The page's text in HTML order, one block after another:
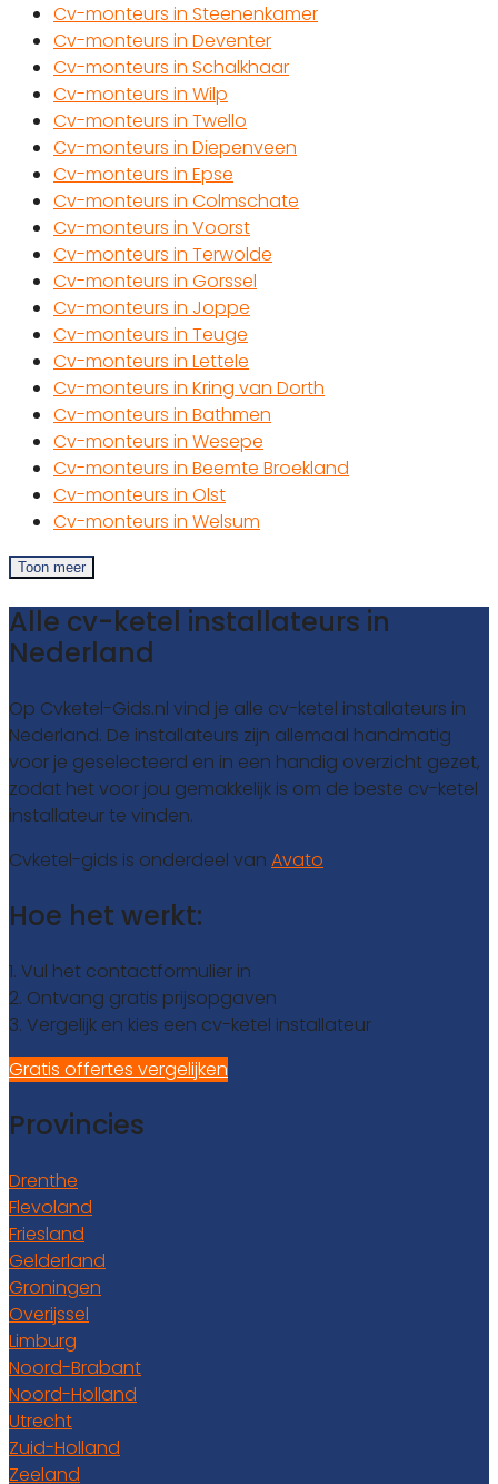
Cv-monteurs in Steenenkamer
Cv-monteurs in Deventer
Cv-monteurs in Schalkhaar
Cv-monteurs in Wilp
Cv-monteurs in Twello
Cv-monteurs in Diepenveen
Cv-monteurs in Epse
Cv-monteurs in Colmschate
Cv-monteurs in Voorst
Cv-monteurs in Terwolde
Cv-monteurs in Gorssel
Cv-monteurs in Joppe
Cv-monteurs in Teuge
Cv-monteurs in Lettele
Cv-monteurs in Kring van Dorth
Cv-monteurs in Bathmen
Cv-monteurs in Wesepe
Cv-monteurs in Beemte Broekland
Cv-monteurs in Olst
Cv-monteurs in Welsum
Toon meer
Alle cv-ketel installateurs in
Nederland
Op Cvketel-Gids.nl vind je alle cv-ketel installateurs in
Nederland. De installateurs zijn allemaal handmatig
voor je geselecteerd en in een handig overzicht gezet,
zodat het voor jou gemakkelijk is om de beste cv-ketel
installateur te vinden.
Cvketel-gids is onderdeel van Avato
Hoe het werkt:
1. Vul het contactformulier in
2. Ontvang gratis prijsopgaven
3. Vergelijk en kies een cv-ketel installateur
Gratis offertes vergelijken
Provincies
Drenthe
Flevoland
Friesland
Gelderland
Groningen
Overijssel
Limburg
Noord-Brabant
Noord-Holland
Utrecht
Zuid-Holland
Zeeland